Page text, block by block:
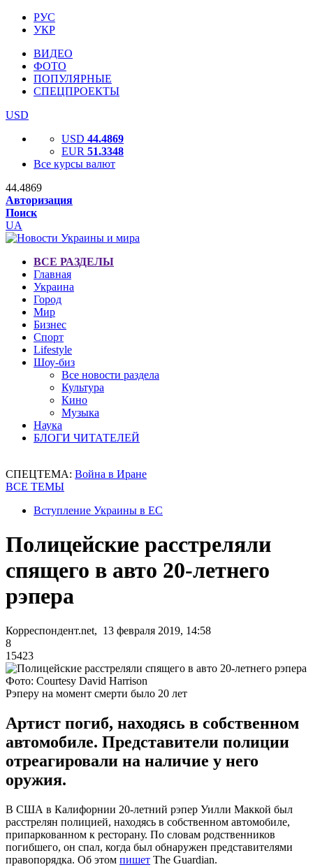
РУС
УКР
ВИДЕО
ФОТО
ПОПУЛЯРНЫЕ
СПЕЦПРОЕКТЫ
USD
USD 44.4869
EUR 51.3348
Все курсы валют
44.4869
Авторизация
Поиск
UA
ВСЕ РАЗДЕЛЫ
Главная
Украина
Город
Мир
Бизнес
Спорт
Lifestyle
Шоу-биз
Все новости раздела
Культура
Кино
Музыка
Наука
БЛОГИ ЧИТАТЕЛЕЙ
СПЕЦТЕМА: Война в Иране
ВСЕ ТЕМЫ
Вступление Украины в ЕС
Полицейские расстреляли
спящего в авто 20-летнего
рэпера
Корреспондент.net, 13 февраля 2019, 14:58
8
15423
Фото: Courtesy David Harrison
Рэперу на момент смерти было 20 лет
Артист погиб, находясь в собственном
автомобиле. Представители полиции
отреагировали на наличие у него
оружия.
В США в Калифорнии 20-летний рэпер Уилли Маккой был
расстрелян полицией, находясь в собственном автомобиле,
припаркованном к ресторану. По словам родственников
погибшего, он спал, когда был обнаружен представителями
правопорядка. Об этом пишет The Guardian.